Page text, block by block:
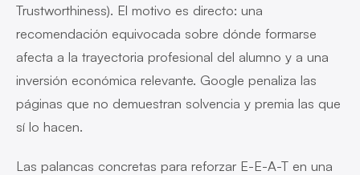
Trustworthiness). El motivo es directo: una
recomendación equivocada sobre dónde formarse
afecta a la trayectoria profesional del alumno y a una
inversión económica relevante. Google penaliza las
páginas que no demuestran solvencia y premia las que
sí lo hacen.
Las palancas concretas para reforzar E-E-A-T en una